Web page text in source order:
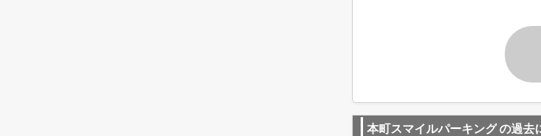
本町スマイルパーキングの過去